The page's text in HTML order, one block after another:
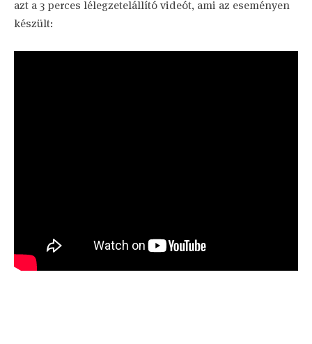
azt a 3 perces lélegzetelállító videót, ami az eseményen
készült: